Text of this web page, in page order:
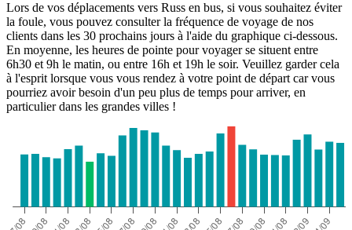
Lors de vos déplacements vers Russ en bus, si vous souhaitez éviter
la foule, vous pouvez consulter la fréquence de voyage de nos
clients dans les 30 prochains jours à l'aide du graphique ci-dessous.
En moyenne, les heures de pointe pour voyager se situent entre
6h30 et 9h le matin, ou entre 16h et 19h le soir. Veuillez garder cela
à l'esprit lorsque vous vous rendez à votre point de départ car vous
pourriez avoir besoin d'un peu plus de temps pour arriver, en
particulier dans les grandes villes !